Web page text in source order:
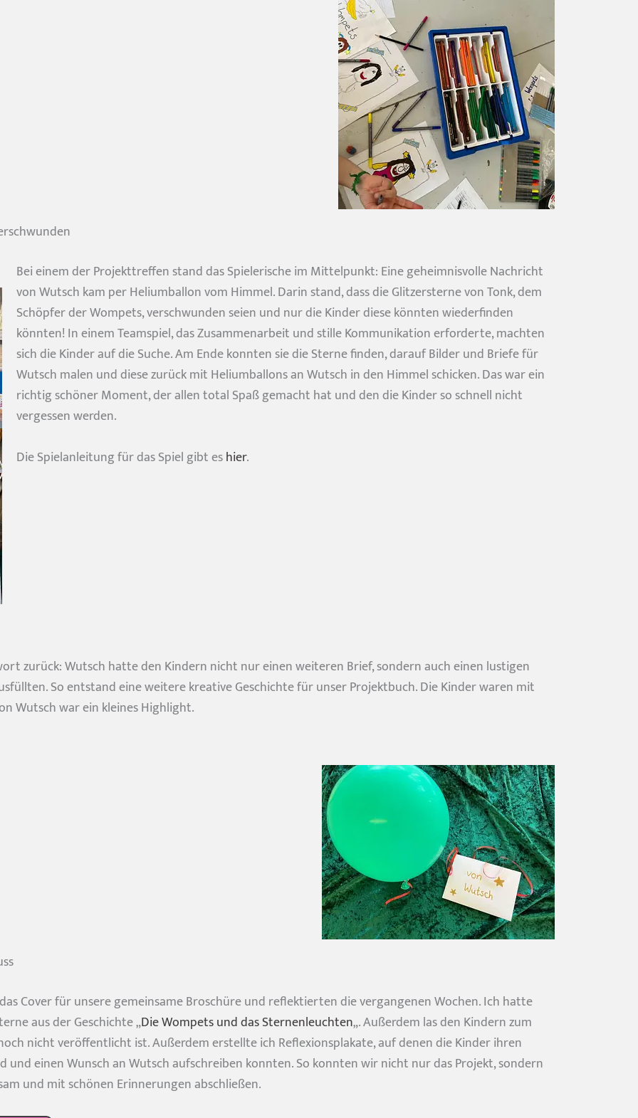
Bei einem der Projekttreffen stand das Spielerische im Mittelpunkt: Eine geheimnisvolle Nachricht
von Wutsch kam per Heliumballon vom Himmel. Darin stand, dass die Glitzersterne von Tonk, dem
Schöpfer der Wompets, verschwunden seien und nur die Kinder diese könnten wiederfinden
könnten! In einem Teamspiel, das Zusammenarbeit und stille Kommunikation erforderte, machten
sich die Kinder auf die Suche. Am Ende konnten sie die Sterne finden, darauf Bilder und Briefe für
Wutsch malen und diese zurück mit Heliumballons an Wutsch in den Himmel schicken. Das war ein
richtig schöner Moment, der allen total Spaß gemacht hat und den die Kinder so schnell nicht
vergessen werden.
Die Spielanleitung für das Spiel gibt eshier.
zurück: Wutsch hatte den Kindern nicht nur einen weiteren Brief, sondern auch einen lustigen
So entstand eine weitere kreative Geschichte für unser Projektbuch. Die Kinder waren mit
Wutsch war ein kleines Highlight.
Cover für unsere gemeinsame Broschüre und reflektierten die vergangenen Wochen. Ich hatte
aus der Geschichte „Die Wompets und das Sternenleuchten„. Außerdem las den Kindern zum
nicht veröffentlicht ist. Außerdem erstellte ich Reflexionsplakate, auf denen die Kinder ihren
und einen Wunsch an Wutsch aufschreiben konnten. So konnten wir nicht nur das Projekt, sondern
und mit schönen Erinnerungen abschließen.
©Lia Schrull
stark machen?
uns in Verbindung!